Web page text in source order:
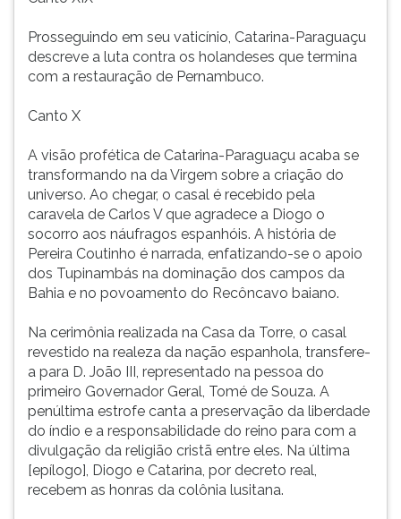
Prosseguindo em seu vaticínio, Catarina-Paraguaçu
descreve a luta contra os holandeses que termina
com a restauração de Pernambuco.
Canto X
A visão profética de Catarina-Paraguaçu acaba se
transformando na da Virgem sobre a criação do
universo. Ao chegar, o casal é recebido pela
caravela de Carlos V que agradece a Diogo o
socorro aos náufragos espanhóis. A história de
Pereira Coutinho é narrada, enfatizando-se o apoio
dos Tupinambás na dominação dos campos da
Bahia e no povoamento do Recôncavo baiano.
Na cerimônia realizada na Casa da Torre, o casal
revestido na realeza da nação espanhola, transfere-
a para D. João III, representado na pessoa do
primeiro Governador Geral, Tomé de Souza. A
penúltima estrofe canta a preservação da liberdade
do índio e a responsabilidade do reino para com a
divulgação da religião cristã entre eles. Na última
[epílogo], Diogo e Catarina, por decreto real,
recebem as honras da colônia lusitana.